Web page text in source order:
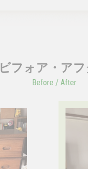
ビフォア・ア
Before / After